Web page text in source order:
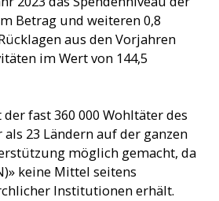
Betrag und weiteren 0,8
aus den Vorjahren
im Wert von 144,5
fast 360 000 Wohltäter des
23 Ländern auf der ganzen
möglich gemacht, da
keine Mittel seitens
Institutionen erhält.